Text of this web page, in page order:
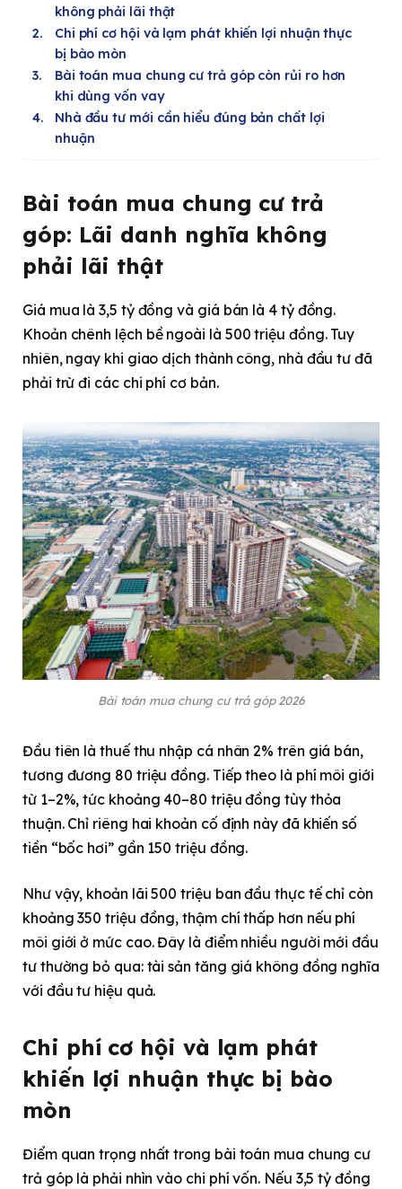
không phải lãi thật
Chi phí cơ hội và lạm phát khiến lợi nhuận thực
bị bào mòn
Bài toán mua chung cư trả góp còn rủi ro hơn
khi dùng vốn vay
Nhà đầu tư mới cần hiểu đúng bản chất lợi
nhuận
Bài toán mua chung cư trả
góp: Lãi danh nghĩa không
phải lãi thật
Giá mua là 3,5 tỷ đồng và giá bán là 4 tỷ đồng.
Khoản chênh lệch bề ngoài là 500 triệu đồng. Tuy
nhiên, ngay khi giao dịch thành công, nhà đầu tư đã
phải trừ đi các chi phí cơ bản.
Bài toán mua chung cư trả góp 2026
Đầu tiên là thuế thu nhập cá nhân 2% trên giá bán,
tương đương 80 triệu đồng. Tiếp theo là phí môi giới
từ 1–2%, tức khoảng 40–80 triệu đồng tùy thỏa
thuận. Chỉ riêng hai khoản cố định này đã khiến số
tiền “bốc hơi” gần 150 triệu đồng.
Như vậy, khoản lãi 500 triệu ban đầu thực tế chỉ còn
khoảng 350 triệu đồng, thậm chí thấp hơn nếu phí
môi giới ở mức cao. Đây là điểm nhiều người mới đầu
tư thường bỏ qua: tài sản tăng giá không đồng nghĩa
với đầu tư hiệu quả.
Chi phí cơ hội và lạm phát
khiến lợi nhuận thực bị bào
mòn
Điểm quan trọng nhất trong bài toán mua chung cư
trả góp là phải nhìn vào chi phí vốn. Nếu 3,5 tỷ đồng